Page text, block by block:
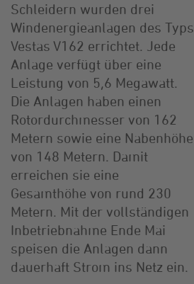
Schleidern wurden drei
Windenergieanlagen des Typs
Vestas V162 errichtet. Jede
Anlage verfügt über eine
Leistung von 5,6 Megawatt.
Die Anlagen haben einen
Rotordurchmesser von 162
Metern sowie eine Nabenhöhe
von 148 Metern. Damit
erreichen sie eine
Gesamthöhe von rund 230
Metern. Mit der vollständigen
Inbetriebnahme Ende Mai
speisen die Anlagen dann
dauerhaft Strom ins Netz ein.